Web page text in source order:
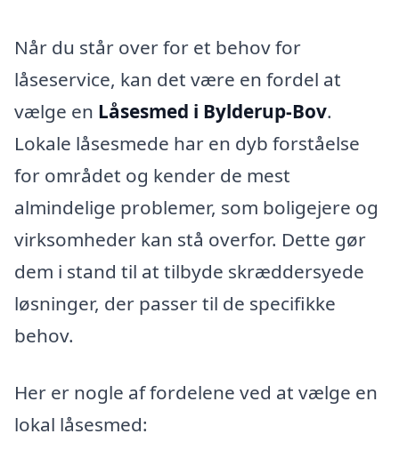
Når du står over for et behov for
låseservice, kan det være en fordel at
vælge en Låsesmed i Bylderup-Bov.
Lokale låsesmede har en dyb forståelse
for området og kender de mest
almindelige problemer, som boligejere og
virksomheder kan stå overfor. Dette gør
dem i stand til at tilbyde skræddersyede
løsninger, der passer til de specifikke
behov.
Her er nogle af fordelene ved at vælge en
lokal låsesmed: